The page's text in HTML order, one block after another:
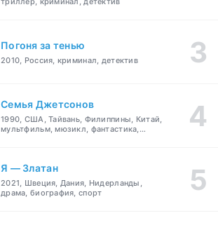
Погоня за тенью
2010, Россия, криминал, детектив
Семья Джетсонов
1990, США, Тайвань, Филиппины, Китай,
мультфильм, мюзикл, фантастика,
Я — Златан
2021, Швеция, Дания, Нидерланды,
драма, биография, спорт